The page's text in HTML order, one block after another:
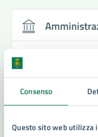
Consenso
Questo sito web utilizza
Ufficio Di Gabinetto
Settore Affari
Settore Sistemi
Conferenza